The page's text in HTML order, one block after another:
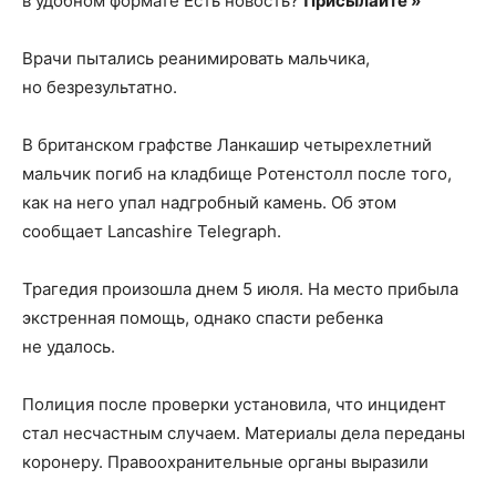
Врачи пытались реанимировать мальчика,
но безрезультатно.
В британском графстве Ланкашир четырехлетний
мальчик погиб на кладбище Ротенстолл после того,
как на него упал надгробный камень. Об этом
сообщает Lancashire Telegraph.
Трагедия произошла днем 5 июля. На место прибыла
экстренная помощь, однако спасти ребенка
не удалось.
Полиция после проверки установила, что инцидент
стал несчастным случаем. Материалы дела переданы
коронеру. Правоохранительные органы выразили